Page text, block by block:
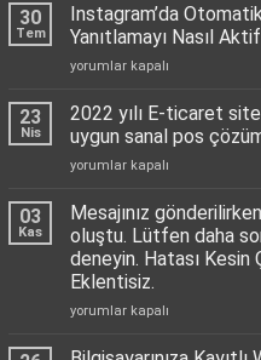
30
Tem
Instagram’da
Yanıtlamayı Nasıl
Instagram’da
Mesaj
Yanıtlamayı
Nasıl
Aktif
için
yorumlar kapalı
23
Nis
2022 yılı E-ticaret
uygun sanal pos
2022
E-
ticaret
siteleri
için
en
uygun
pos
yorumlar kapalı
03
Kas
Mesajınız
oluştu. Lütfen daha
deneyin. Hatası Kesin
Eklentisiz.
Mesajınız
bir
yorumlar kapalı